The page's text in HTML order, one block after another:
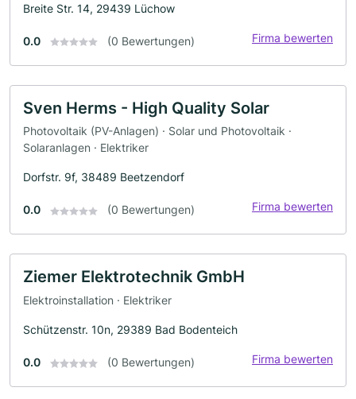
Breite Str. 14, 29439 Lüchow
0.0 (0 Bewertungen) Firma bewerten
Sven Herms - High Quality Solar
Photovoltaik (PV-Anlagen) · Solar und Photovoltaik ·
Solaranlagen · Elektriker
Dorfstr. 9f, 38489 Beetzendorf
0.0 (0 Bewertungen) Firma bewerten
Ziemer Elektrotechnik GmbH
Elektroinstallation · Elektriker
Schützenstr. 10n, 29389 Bad Bodenteich
0.0 (0 Bewertungen) Firma bewerten